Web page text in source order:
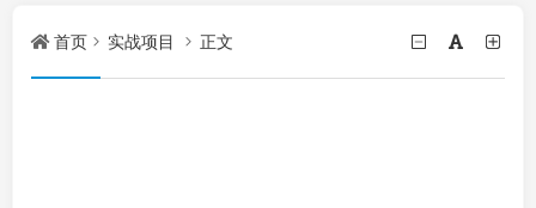
首页 实战项目 正文